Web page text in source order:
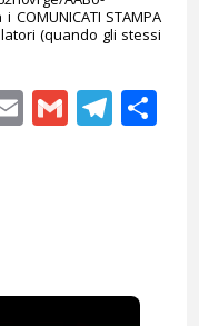
STAMPA
(quando gli stessi
EmailGmail